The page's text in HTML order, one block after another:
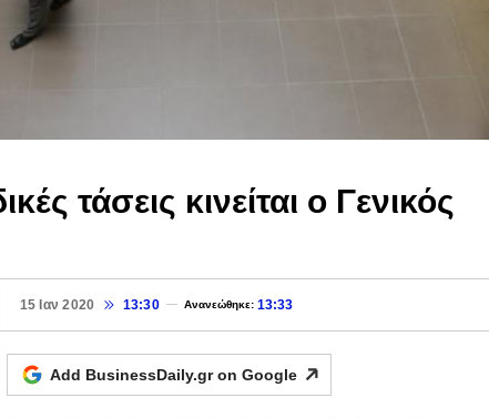
τάσεις κινείται ο Γενικός
15 Ιαν 2020 13:30 Ανανεώθηκε:13:33
Add BusinessDaily.gr on Google